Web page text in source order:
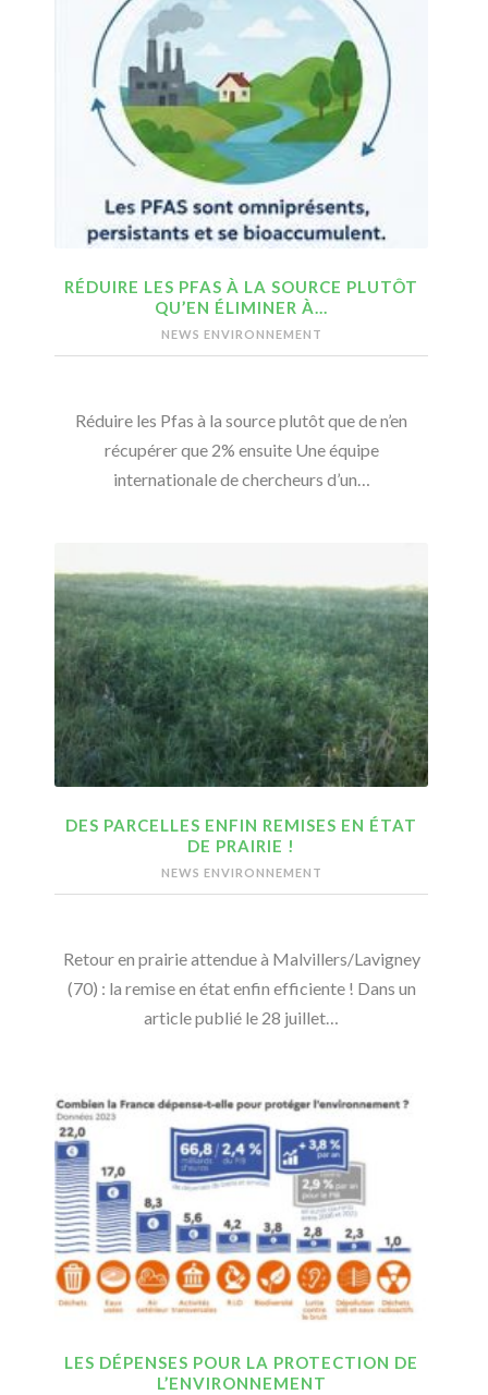
RÉDUIRE LES PFAS À LA SOURCE PLUTÔT
QU’EN ÉLIMINER À…
NEWS ENVIRONNEMENT
Réduire les Pfas à la source plutôt que de n’en
récupérer que 2% ensuite Une équipe
internationale de chercheurs d’un…
DES PARCELLES ENFIN REMISES EN ÉTAT
DE PRAIRIE !
NEWS ENVIRONNEMENT
Retour en prairie attendue à Malvillers/Lavigney
(70) : la remise en état enfin efficiente ! Dans un
article publié le 28 juillet…
LES DÉPENSES POUR LA PROTECTION DE
L’ENVIRONNEMENT